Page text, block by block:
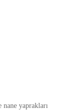
yaprakları